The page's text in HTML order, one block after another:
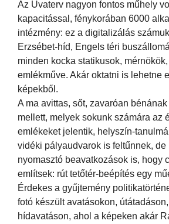
Az Uvaterv nagyon fontos műhely
kapacitással, fénykorában 6000
intézmény: ez a digitalizálás
Erzsébet-híd, Engels téri
minden kocka statikusok,
emlékműve. Akár oktatni is lehetne
képekből.
A ma avittas, sőt, zavaróan
mellett, melyek sokunk számára az
emlékeket jelentik, helyszín-
vidéki pályaudvarok is feltűnnek,
nyomasztó beavatkozások is, hogy
említsek: rút tetőtér-beépítés egy
Érdekes a gyűjtemény
fotó készült avatásokon,
hídavatáson, ahol a képeken akár